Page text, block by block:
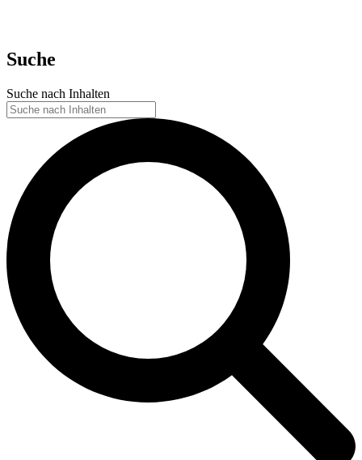
Suche
Suche nach Inhalten